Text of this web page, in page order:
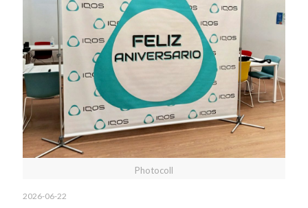
Photocoll
2026-06-22